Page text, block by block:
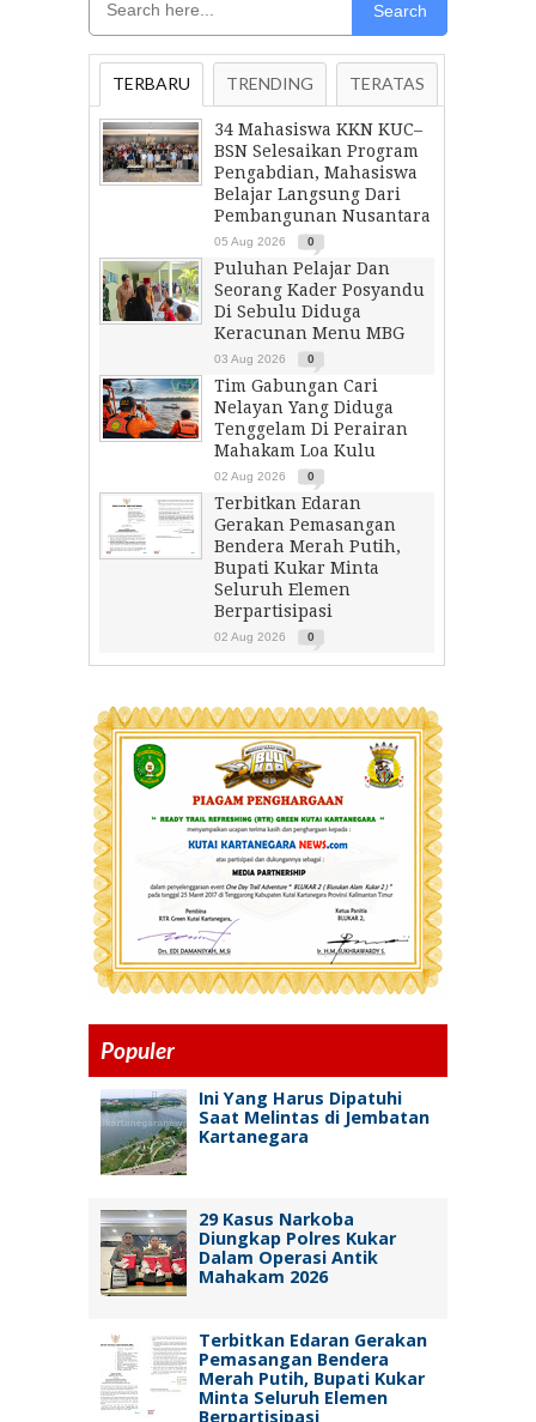
Search
TERBARU TRENDING TERATAS
34 Mahasiswa KKN KUC–
BSN Selesaikan Program
Pengabdian, Mahasiswa
Belajar Langsung Dari
Pembangunan Nusantara
05 Aug 2026 0
Puluhan Pelajar Dan
Seorang Kader Posyandu
Di Sebulu Diduga
Keracunan Menu MBG
03 Aug 2026 0
Tim Gabungan Cari
Nelayan Yang Diduga
Tenggelam Di Perairan
Mahakam Loa Kulu
02 Aug 2026 0
Terbitkan Edaran
Gerakan Pemasangan
Bendera Merah Putih,
Bupati Kukar Minta
Seluruh Elemen
Berpartisipasi
02 Aug 2026 0
Populer
Ini Yang Harus Dipatuhi
Saat Melintas di Jembatan
Kartanegara
29 Kasus Narkoba
Diungkap Polres Kukar
Dalam Operasi Antik
Mahakam 2026
Terbitkan Edaran Gerakan
Pemasangan Bendera
Merah Putih, Bupati Kukar
Minta Seluruh Elemen
Berpartisipasi